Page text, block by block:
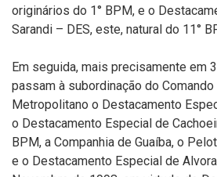
originários do 1° BPM, e o
Sarandi – DES, este, natural do 11°
Em seguida, mais precisamente em
passam à subordinação do
Metropolitano o Destacamento
o Destacamento Especial de
BPM, a Companhia de Guaíba, o
e o Destacamento Especial de